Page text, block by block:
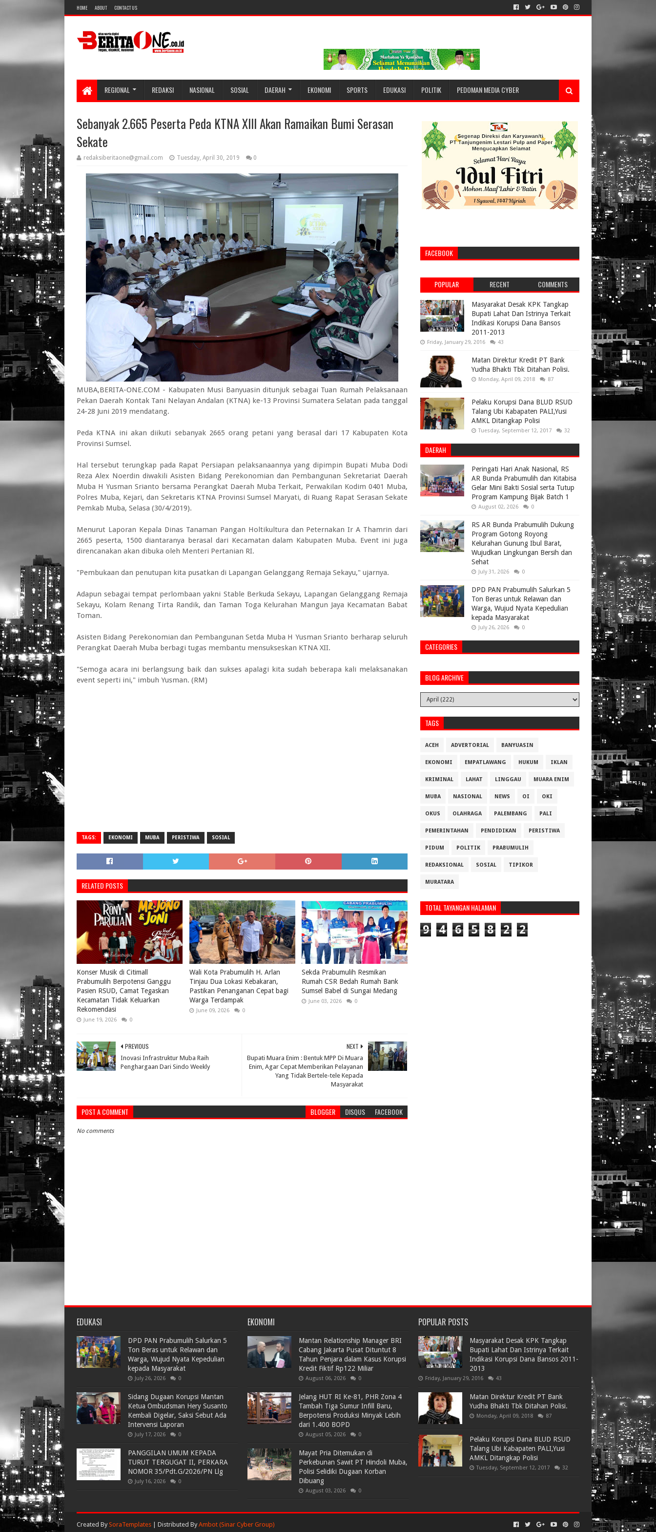
HOME ABOUT CONTACT US
REGIONAL REDAKSI NASIONAL SOSIAL DAERAH EKONOMI SPORTS EDUKASI POLITIK PEDOMAN MEDIA CYBER
Sebanyak 2.665 Peserta Peda KTNA XIII Akan Ramaikan Bumi Serasan
Sekate
redaksiberitaone@gmail.com Tuesday, April 30, 2019 0
MUBA,BERITA-ONE.COM - Kabupaten Musi Banyuasin ditunjuk sebagai Tuan Rumah Pelaksanaan
Pekan Daerah Kontak Tani Nelayan Andalan (KTNA) ke-13 Provinsi Sumatera Selatan pada tanggal
24-28 Juni 2019 mendatang.
Peda KTNA ini akan diikuti sebanyak 2665 orang petani yang berasal dari 17 Kabupaten Kota
Provinsi Sumsel.
Hal tersebut terungkap pada Rapat Persiapan pelaksanaannya yang dipimpin Bupati Muba Dodi
Reza Alex Noerdin diwakili Asisten Bidang Perekonomian dan Pembangunan Sekretariat Daerah
Muba H Yusman Srianto bersama Perangkat Daerah Muba Terkait, Perwakilan Kodim 0401 Muba,
Polres Muba, Kejari, dan Sekretaris KTNA Provinsi Sumsel Maryati, di Ruang Rapat Serasan Sekate
Pemkab Muba, Selasa (30/4/2019).
Menurut Laporan Kepala Dinas Tanaman Pangan Holtikultura dan Peternakan Ir A Thamrin dari
2665 peserta, 1500 diantaranya berasal dari Kecamatan dalam Kabupaten Muba. Event ini juga
direncanakan akan dibuka oleh Menteri Pertanian RI.
"Pembukaan dan penutupan kita pusatkan di Lapangan Gelanggang Remaja Sekayu," ujarnya.
Adapun sebagai tempat perlombaan yakni Stable Berkuda Sekayu, Lapangan Gelanggang Remaja
Sekayu, Kolam Renang Tirta Randik, dan Taman Toga Kelurahan Mangun Jaya Kecamatan Babat
Toman.
Asisten Bidang Perekonomian dan Pembangunan Setda Muba H Yusman Srianto berharap seluruh
Perangkat Daerah Muba berbagi tugas membantu mensukseskan KTNA XII.
"Semoga acara ini berlangsung baik dan sukses apalagi kita sudah beberapa kali melaksanakan
event seperti ini," imbuh Yusman. (RM)
TAGS: EKONOMI MUBA PERISTIWA SOSIAL
RELATED POSTS
Konser Musik di Citimall
Prabumulih Berpotensi Ganggu
Pasien RSUD, Camat Tegaskan
Kecamatan Tidak Keluarkan
Rekomendasi
June 19, 2026 0
Wali Kota Prabumulih H. Arlan
Tinjau Dua Lokasi Kebakaran,
Pastikan Penanganan Cepat bagi
Warga Terdampak
June 09, 2026 0
Sekda Prabumulih Resmikan
Rumah CSR Bedah Rumah Bank
Sumsel Babel di Sungai Medang
June 03, 2026 0
NEXT
Bupati Muara Enim : Bentuk MPP Di Muara
Enim, Agar Cepat Memberikan Pelayanan
Yang Tidak Bertele-tele Kepada
Masyarakat
PREVIOUS
Inovasi Infrastruktur Muba Raih
Penghargaan Dari Sindo Weekly
POST A COMMENT BLOGGER DISQUS FACEBOOK
No comments
FACEBOOK
POPULAR RECENT COMMENTS
Masyarakat Desak KPK Tangkap
Bupati Lahat Dan Istrinya Terkait
Indikasi Korupsi Dana Bansos
2011-2013
Friday, January 29, 2016 43
Matan Direktur Kredit PT Bank
Yudha Bhakti Tbk Ditahan Polisi.
Monday, April 09, 2018 87
Pelaku Korupsi Dana BLUD RSUD
Talang Ubi Kabapaten PALI,Yusi
AMKL Ditangkap Polisi
Tuesday, September 12, 2017 32
DAERAH
Peringati Hari Anak Nasional, RS
AR Bunda Prabumulih dan Kitabisa
Gelar Mini Bakti Sosial serta Tutup
Program Kampung Bijak Batch 1
August 02, 2026 0
RS AR Bunda Prabumulih Dukung
Program Gotong Royong
Kelurahan Gunung Ibul Barat,
Wujudkan Lingkungan Bersih dan
Sehat
July 31, 2026 0
DPD PAN Prabumulih Salurkan 5
Ton Beras untuk Relawan dan
Warga, Wujud Nyata Kepedulian
kepada Masyarakat
July 26, 2026 0
CATEGORIES
BLOG ARCHIVE
TAGS
ACEH ADVERTORIAL BANYUASIN
EKONOMI EMPATLAWANG HUKUM IKLAN
KRIMINAL LAHAT LINGGAU MUARA ENIM
MUBA NASIONAL NEWS OI OKI
OKUS OLAHRAGA PALEMBANG PALI
PEMERINTAHAN PENDIDIKAN PERISTIWA
PIDUM POLITIK PRABUMULIH
REDAKSIONAL SOSIAL TIPIKOR
MURATARA
TOTAL TAYANGAN HALAMAN
9 4 6 5 8 2 2
EDUKASI
DPD PAN Prabumulih Salurkan 5
Ton Beras untuk Relawan dan
Warga, Wujud Nyata Kepedulian
kepada Masyarakat
July 26, 2026 0
Sidang Dugaan Korupsi Mantan
Ketua Ombudsman Hery Susanto
Kembali Digelar, Saksi Sebut Ada
Intervensi Laporan
July 17, 2026 0
PANGGILAN UMUM KEPADA
TURUT TERGUGAT II, PERKARA
NOMOR 35/Pdt.G/2026/PN Llg
July 16, 2026 0
EKONOMI
Mantan Relationship Manager BRI
Cabang Jakarta Pusat Dituntut 8
Tahun Penjara dalam Kasus Korupsi
Kredit Fiktif Rp122 Miliar
August 06, 2026 0
Jelang HUT RI Ke-81, PHR Zona 4
Tambah Tiga Sumur Infill Baru,
Berpotensi Produksi Minyak Lebih
dari 1.400 BOPD
August 05, 2026 0
Mayat Pria Ditemukan di
Perkebunan Sawit PT Hindoli Muba,
Polisi Selidiki Dugaan Korban
Dibuang
August 03, 2026 0
POPULAR POSTS
Masyarakat Desak KPK Tangkap
Bupati Lahat Dan Istrinya Terkait
Indikasi Korupsi Dana Bansos 2011-
2013
Friday, January 29, 2016 43
Matan Direktur Kredit PT Bank
Yudha Bhakti Tbk Ditahan Polisi.
Monday, April 09, 2018 87
Pelaku Korupsi Dana BLUD RSUD
Talang Ubi Kabapaten PALI,Yusi
AMKL Ditangkap Polisi
Tuesday, September 12, 2017 32
Created By SoraTemplates | Distributed By Ambot (Sinar Cyber Group)